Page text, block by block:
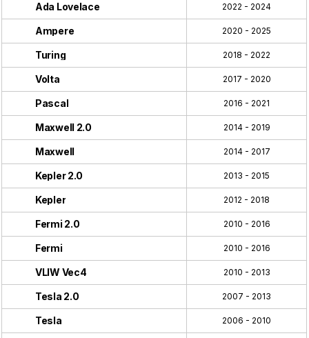
Ada Lovelace 2022 - 2024
Ampere 2020 - 2025
Turing 2018 - 2022
Volta 2017 - 2020
Pascal 2016 - 2021
Maxwell 2.0 2014 - 2019
Maxwell 2014 - 2017
Kepler 2.0 2013 - 2015
Kepler 2012 - 2018
Fermi 2.0 2010 - 2016
Fermi 2010 - 2016
VLIW Vec4 2010 - 2013
Tesla 2.0 2007 - 2013
Tesla 2006 - 2010